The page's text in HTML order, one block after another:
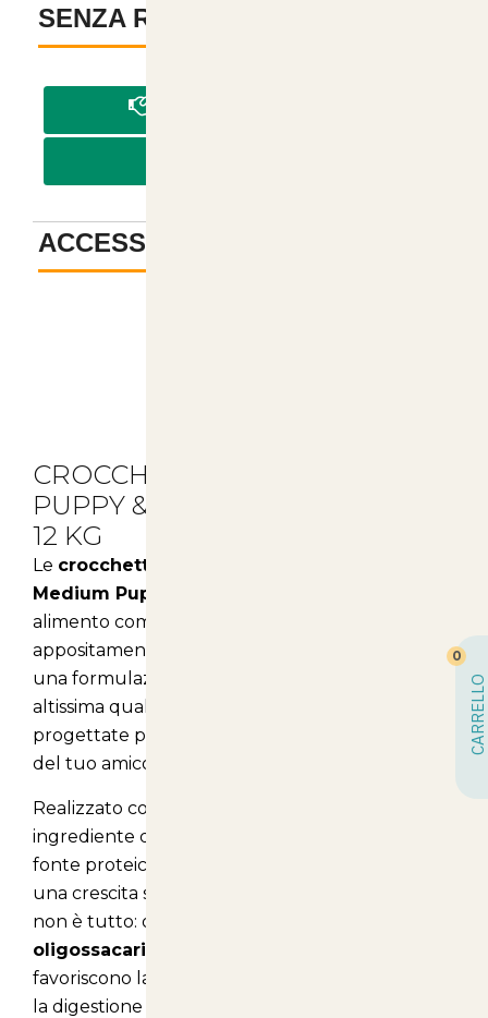
SENZA REGISTRAZIONE
ACCESSORI
CROCCHETTE MONGE MEDIUM
PUPPY & JUNIOR CON POLLO -
12 KG
Le crocchette Monge Natural Superpremium
Medium Puppy & Junior
alimento completo e bilanciato, studiato
appositamente per i cuccioli di taglia media. Con
una formulazione innovativa e ingredienti di
altissima qualità, queste crocchette sono
progettate per garantire il benessere e la salute
del tuo amico a quattro zampe.
Realizzato con passione in Italia, il primo
ingrediente di queste crocchette è il
fonte proteica di alta qualità che contribuisce a
una crescita sana e vigorosa del tuo cucciolo. Ma
non è tutto: ogni crocchetta è arricchita con
oligossacaridi (X.O.S.)
favoriscono la salute dell’intestino, migliorando
la digestione e l’assorbimento dei nutrienti.
CARRELLO
0